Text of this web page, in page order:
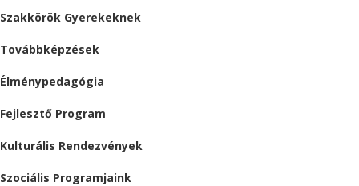
Szakkörök Gyerekeknek
Továbbképzések
Élménypedagógia
Fejlesztő Program
Kulturális Rendezvények
Szociális Programjaink